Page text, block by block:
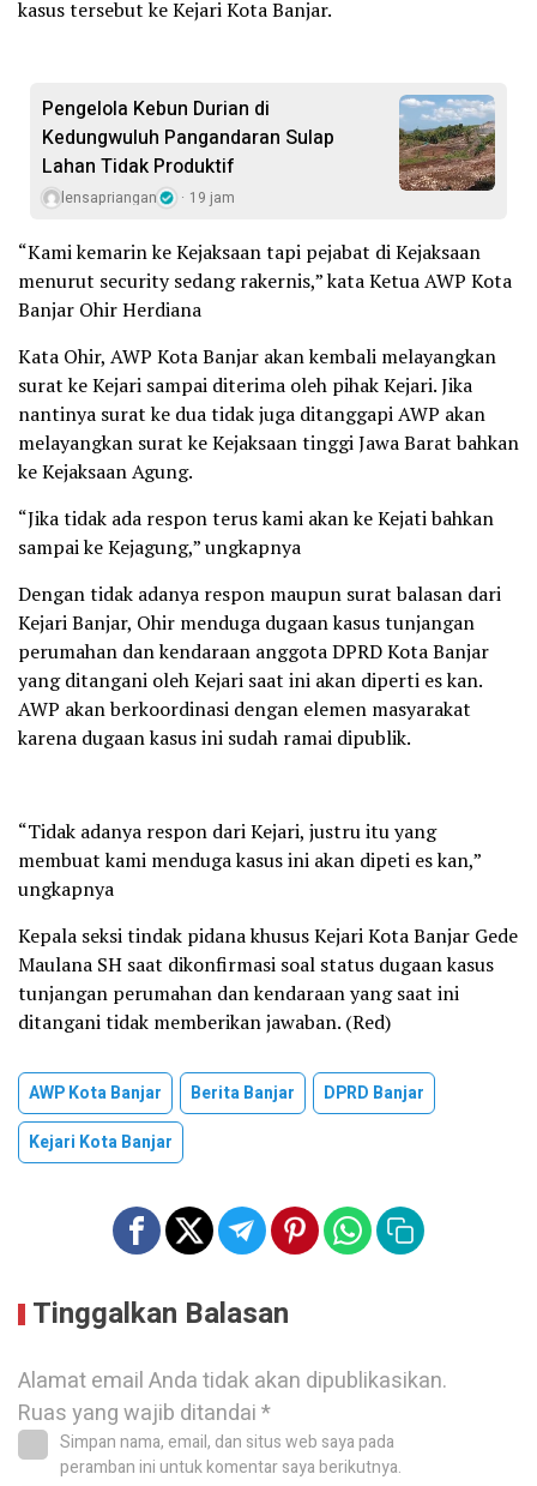
kasus tersebut ke Kejari Kota Banjar.
Pengelola Kebun Durian di
Kedungwuluh Pangandaran Sulap
Lahan Tidak Produktif ‎
lensapriangan 19 jam
“Kami kemarin ke Kejaksaan tapi pejabat di Kejaksaan
menurut security sedang rakernis,” kata Ketua AWP Kota
Banjar Ohir Herdiana
Kata Ohir, AWP Kota Banjar akan kembali melayangkan
surat ke Kejari sampai diterima oleh pihak Kejari. Jika
nantinya surat ke dua tidak juga ditanggapi AWP akan
melayangkan surat ke Kejaksaan tinggi Jawa Barat bahkan
ke Kejaksaan Agung.
“Jika tidak ada respon terus kami akan ke Kejati bahkan
sampai ke Kejagung,” ungkapnya
Dengan tidak adanya respon maupun surat balasan dari
Kejari Banjar, Ohir menduga dugaan kasus tunjangan
perumahan dan kendaraan anggota DPRD Kota Banjar
yang ditangani oleh Kejari saat ini akan diperti es kan.
AWP akan berkoordinasi dengan elemen masyarakat
karena dugaan kasus ini sudah ramai dipublik.
“Tidak adanya respon dari Kejari, justru itu yang
membuat kami menduga kasus ini akan dipeti es kan,”
ungkapnya
Kepala seksi tindak pidana khusus Kejari Kota Banjar Gede
Maulana SH saat dikonfirmasi soal status dugaan kasus
tunjangan perumahan dan kendaraan yang saat ini
ditangani tidak memberikan jawaban. (Red)
AWP Kota Banjar Berita Banjar
DPRD Banjar
Kejari Kota Banjar
Tinggalkan Balasan
Alamat email Anda tidak akan dipublikasikan.
Ruas yang wajib ditandai*
Simpan nama, email, dan situs web saya pada
peramban ini untuk komentar saya berikutnya.